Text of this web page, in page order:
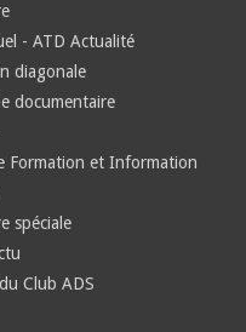
- ATD Actualité
diagonale
documentaire
Formation et Information
spéciale
Club ADS